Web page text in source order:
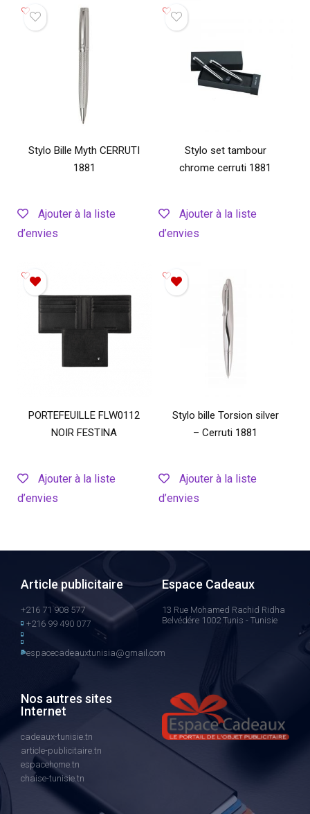
Stylo Bille Myth CERRUTI
1881
Ajouter à la liste
d’envies
Stylo set tambour
chrome cerruti 1881
Ajouter à la liste
d’envies
PORTEFEUILLE FLW0112
NOIR FESTINA
Ajouter à la liste
d’envies
Stylo bille Torsion silver
– Cerruti 1881
Ajouter à la liste
d’envies
Article publicitaire
+216 71 908 577
+216 99 490 077
espacecadeauxtunisia@gmail.com
Espace Cadeaux
13 Rue Mohamed Rachid Ridha
Belvédére 1002 Tunis - Tunisie
Nos autres sites
Internet
cadeaux-tunisie.tn
article-publicitaire.tn
espacehome.tn
chaise-tunisie.tn